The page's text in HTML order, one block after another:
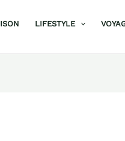
LIFESTYLE